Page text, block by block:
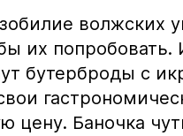
волжских
их
бутерброды с
цену. Баночка